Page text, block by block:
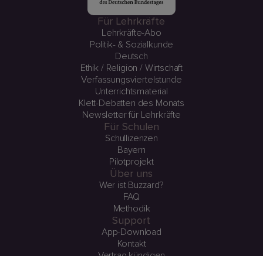
Für Lehrkräfte
Lehrkräfte-Abo
Politik- & Sozialkunde
Deutsch
Ethik / Religion / Wirtschaft
Verfassungsviertelstunde
Unterrichtsmaterial
Klett-Debatten des Monats
Newsletter für Lehrkräfte
Für Schulen
Schullizenzen
Bayern
Pilotprojekt
Über uns
Wer ist Buzzard?
FAQ
Methodik
Support
App-Download
Kontakt